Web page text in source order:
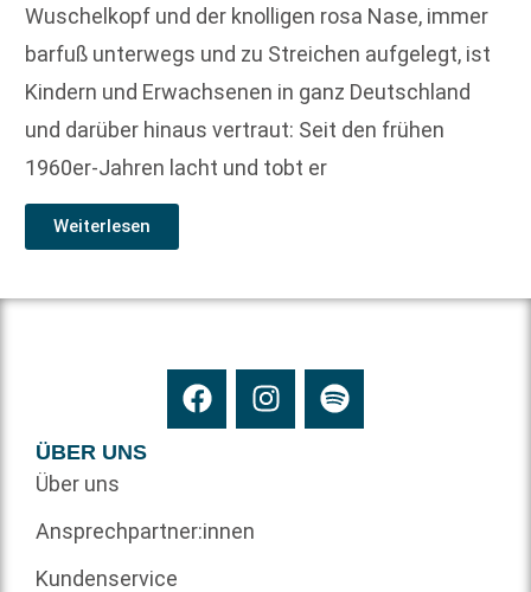
Wuschelkopf und der knolligen rosa Nase, immer
barfuß unterwegs und zu Streichen aufgelegt, ist
Kindern und Erwachsenen in ganz Deutschland
und darüber hinaus vertraut: Seit den frühen
1960er-Jahren lacht und tobt er
Weiterlesen
ÜBER UNS
Über uns
Ansprechpartner:innen
Kundenservice